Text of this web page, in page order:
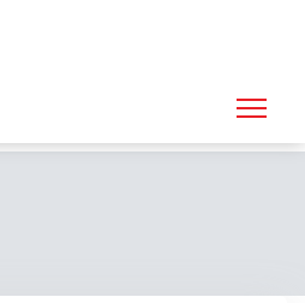
główna
Bank, Golub-Dobrzyń, ul. Kościuszki 8